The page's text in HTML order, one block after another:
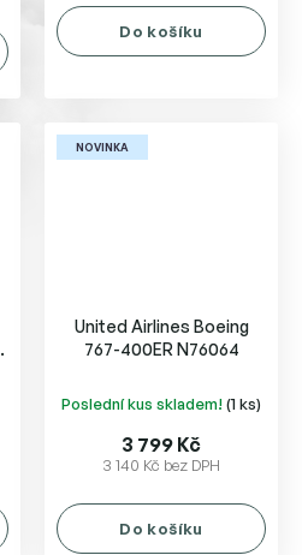
5,0
z
Do košíku
NOVINKA
United Airlines Boeing
767-400ER N76064
Poslední kus skladem! (1 ks)
3 140 Kč bez DPH
3 799 Kč
Do košíku